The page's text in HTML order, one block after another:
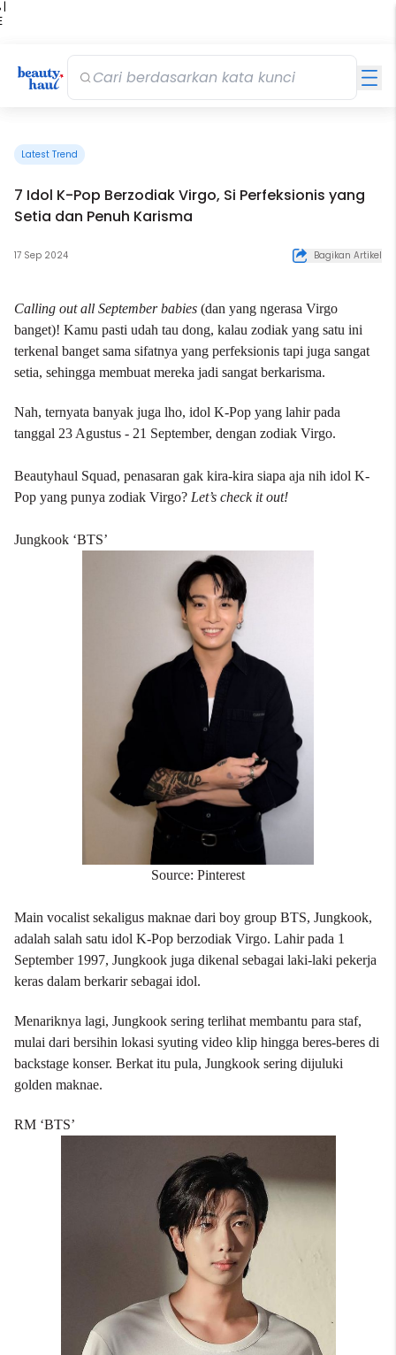
|
Latest Trend
7 Idol K-Pop Berzodiak Virgo, Si Perfeksionis yang
Setia dan Penuh Karisma
17 Sep 2024 Bagikan Artikel
Calling out all September babies (dan yang ngerasa Virgo
banget)! Kamu pasti udah tau dong, kalau zodiak yang satu ini
terkenal banget sama sifatnya yang perfeksionis tapi juga sangat
setia, sehingga membuat mereka jadi sangat berkarisma.
Nah, ternyata banyak juga lho, idol K-Pop yang lahir pada
tanggal 23 Agustus - 21 September, dengan zodiak Virgo.
Beautyhaul Squad, penasaran gak kira-kira siapa aja nih idol K-
Pop yang punya zodiak Virgo? Let’s check it out!
Jungkook ‘BTS’
Source: Pinterest
Main vocalist sekaligus maknae dari boy group BTS, Jungkook,
adalah salah satu idol K-Pop berzodiak Virgo. Lahir pada 1
September 1997, Jungkook juga dikenal sebagai laki-laki pekerja
keras dalam berkarir sebagai idol.
Menariknya lagi, Jungkook sering terlihat membantu para staf,
mulai dari bersihin lokasi syuting video klip hingga beres-beres di
backstage konser. Berkat itu pula, Jungkook sering dijuluki
golden maknae.
RM ‘BTS’